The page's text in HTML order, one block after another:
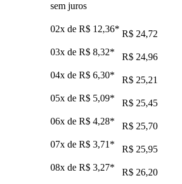
sem juros
02x de R$ 12,36* R$ 24,72
03x de R$ 8,32*
R$ 24,96
04x de R$ 6,30*
R$ 25,21
05x de R$ 5,09*
R$ 25,45
06x de R$ 4,28*
R$ 25,70
07x de R$ 3,71 *
R$ 25,95
08x de R$ 3,27*
R$ 26,20